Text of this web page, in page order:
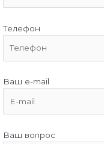
Телефон
Ваш e-mail
Ваш вопрос